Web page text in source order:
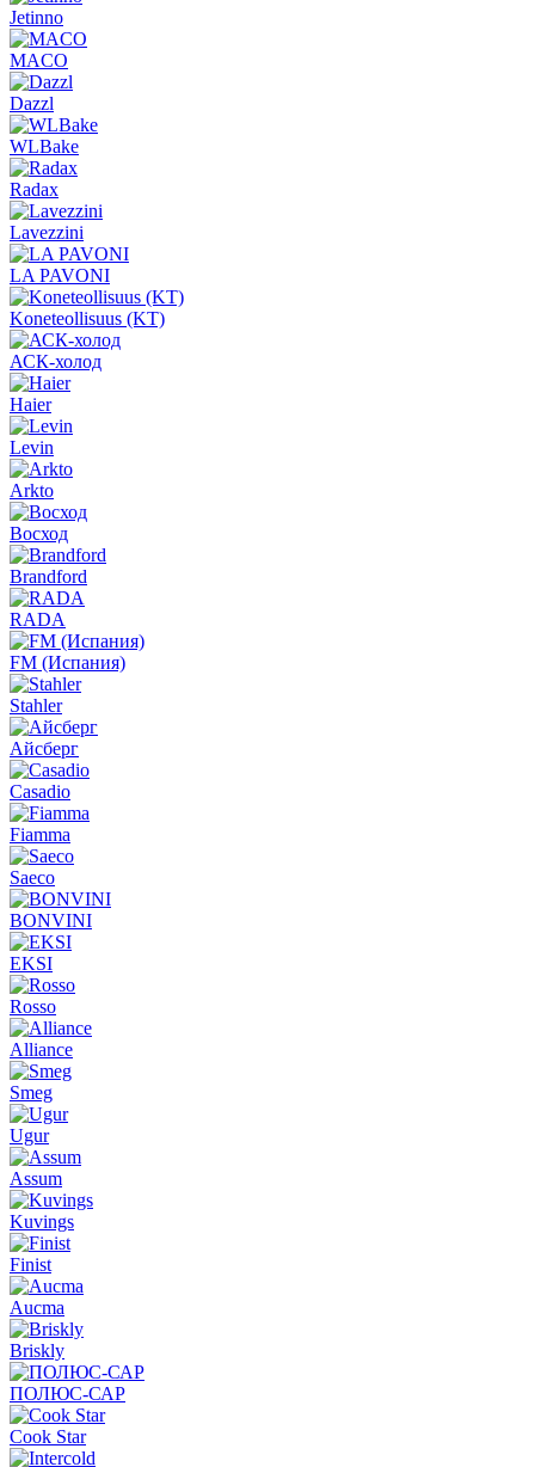
Jetinno
MACO
Dazzl
WLBake
Radax
Lavezzini
LA PAVONI
Koneteollisuus (KT)
АСК-холод
Haier
Levin
Arkto
Восход
Brandford
RADA
FM (Испания)
Stahler
Айсберг
Casadio
Fiamma
Saeco
BONVINI
EKSI
Rosso
Alliance
Smeg
Ugur
Assum
Kuvings
Finist
Aucma
Briskly
ПОЛЮС-САР
Cook Star